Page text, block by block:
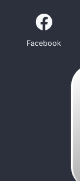
Facebook